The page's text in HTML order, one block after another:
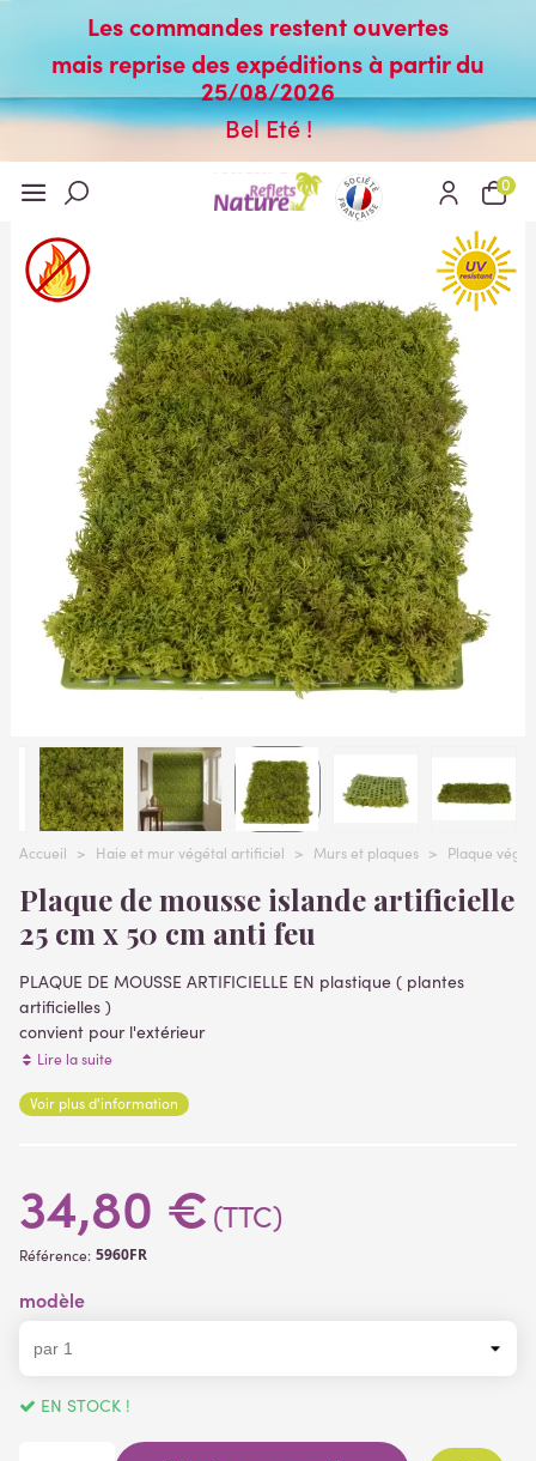
Les commandes restent ouvertes
mais reprise des expéditions à partir du
25/08/2026
Bel Eté !
0
Accueil > Haie et mur végétal artificiel > Murs et plaques > Plaque
Plaque de mousse islande artificielle
25 cm x 50 cm anti feu
PLAQUE DE MOUSSE ARTIFICIELLE EN plastique ( plantes
artificielles )
convient pour l'extérieur
Dimensions 25 x 50 cm épaisseur 3 à 4 cm
Lire la suite
Voir plus d'information
34,80 € (TTC)
Référence: 5960FR
modèle
EN STOCK !